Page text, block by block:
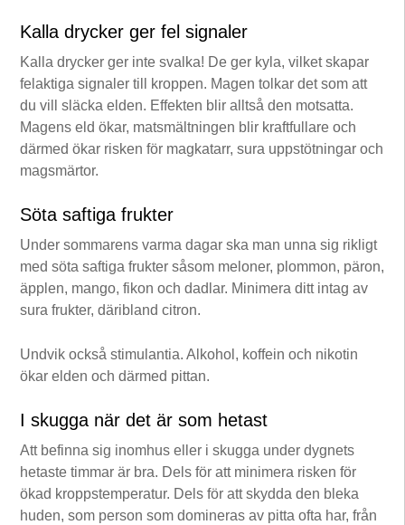
Kalla drycker ger fel signaler
Kalla drycker ger inte svalka! De ger kyla, vilket skapar
felaktiga signaler till kroppen. Magen tolkar det som att
du vill släcka elden. Effekten blir alltså den motsatta.
Magens eld ökar, matsmältningen blir kraftfullare och
därmed ökar risken för magkatarr, sura uppstötningar och
magsmärtor.
Söta saftiga frukter
Under sommarens varma dagar ska man unna sig rikligt
med söta saftiga frukter såsom meloner, plommon, päron,
äpplen, mango, fikon och dadlar. Minimera ditt intag av
sura frukter, däribland citron.
Undvik också stimulantia. Alkohol, koffein och nikotin
ökar elden och därmed pittan.
I skugga när det är som hetast
Att befinna sig inomhus eller i skugga under dygnets
hetaste timmar är bra. Dels för att minimera risken för
ökad kroppstemperatur. Dels för att skydda den bleka
huden, som person som domineras av pitta ofta har, från